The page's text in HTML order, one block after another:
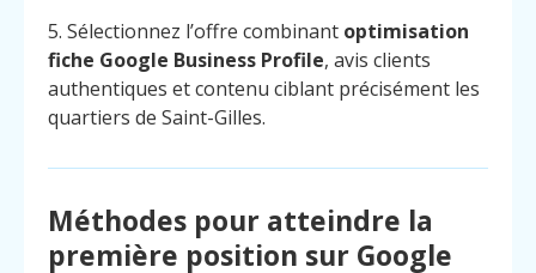
Appelez
5. Sélectionnez l’offre combinant optimisation
fiche Google Business Profile, avis clients
authentiques et contenu ciblant précisément les
quartiers de Saint-Gilles.
Méthodes pour atteindre la
première position sur Google